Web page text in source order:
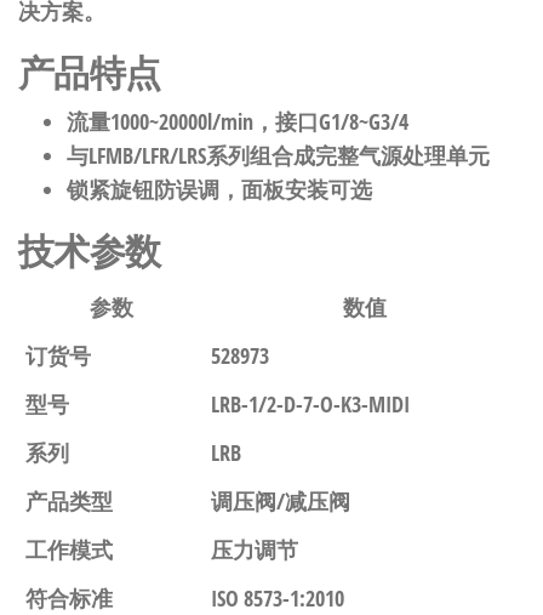
决方案。
产品特点
流量1000~20000l/min，接口G1/8~G3/4
与LFMB/LFR/LRS系列组合成完整气源处理单元
锁紧旋钮防误调，面板安装可选
技术参数
参数
数值
订货号
528973
型号
LRB-1/2-D-7-O-K3-MIDI
系列
LRB
产品类型
调压阀/减压阀
工作模式
压力调节
符合标准
ISO 8573-1:2010